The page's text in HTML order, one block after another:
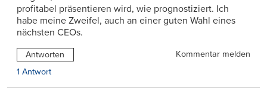
profitabel präsentieren wird, wie prognostiziert. Ich
habe meine Zweifel, auch an einer guten Wahl eines
nächsten CEOs.
Antworten
Kommentar melden
1 Antwort